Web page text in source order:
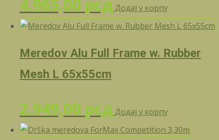
4.965,00 рсд Додај у корпу
Meredov Alu Full Frame w. Rubber
Mesh L 65x55cm
2.949,00 рсд Додај у корпу